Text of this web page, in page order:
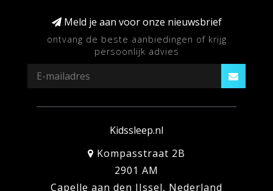
Meld je aan voor onze nieuwsbrief
ontvang de beste aanbiedingen of krijg
persoonlijk advies
Kidssleep.nl
Kompasstraat 2B
2901 AM
Capelle aan den IJssel, Nederland